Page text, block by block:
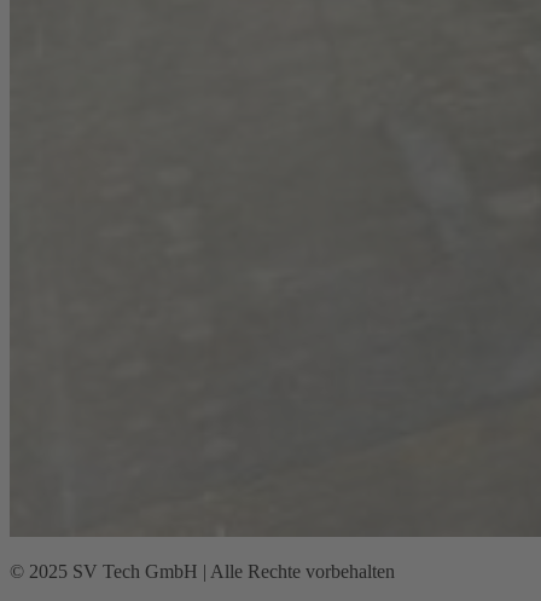
© 2025 SV Tech GmbH | Alle Rechte vorbehalten